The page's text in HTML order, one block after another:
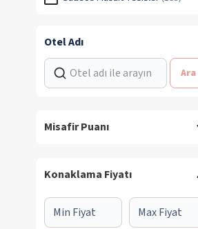
Otel Adı
Ara
Misafir Puanı
Konaklama Fiyatı